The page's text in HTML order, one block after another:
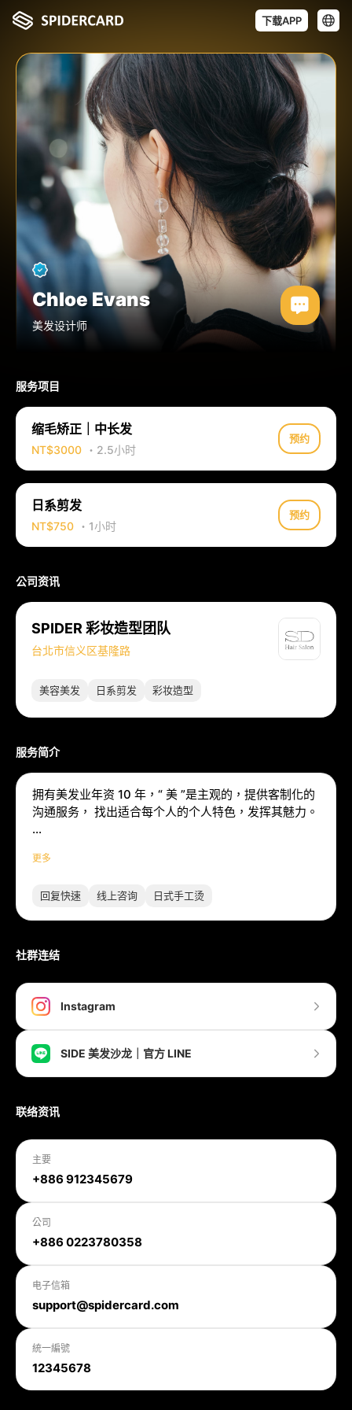
下载APP
Chloe Evans
美发设计师
服务项目
缩毛矫正｜中长发
NT$3000 ・2.5小时
预约
日系剪发
NT$750 ・1小时
预约
公司资讯
SPIDER 彩妆造型团队
台北市信义区基隆路
美容美发 日系剪发 彩妆造型
服务简介
拥有美发业年资 10 年，“ 美 ”是主观的，提供客制化的
沟通服务， 找出适合每个人的个人特色，发挥其魅力。
染、耳圈染、男生油头、韩系逗号浏海、分线C字浏
更多
回复快速 线上咨询 日式手工烫
社群连结
Instagram
SIDE 美发沙龙｜官方 LINE
联络资讯
主要
+886 912345679
公司
+886 0223780358
电子信箱
support@spidercard.com
統一編號
12345678